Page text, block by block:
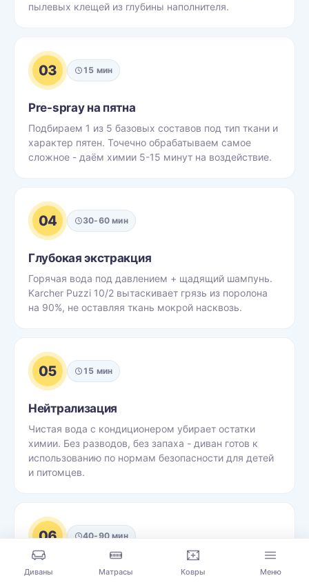
пылевых клещей из глубины наполнителя.
03 15 мин
Pre-spray на пятна
Подбираем 1 из 5 базовых составов под тип ткани и
характер пятен. Точечно обрабатываем самое
сложное - даём химии 5-15 минут на воздействие.
04 30-60 мин
Глубокая экстракция
Горячая вода под давлением + щадящий шампунь.
Karcher Puzzi 10/2 вытаскивает грязь из поролона
на 90%, не оставляя ткань мокрой насквозь.
05 15 мин
Нейтрализация
Чистая вода с кондиционером убирает остатки
химии. Без разводов, без запаха - диван готов к
использованию по нормам безопасности для детей
и питомцев.
06 40-90 мин
Сушка и приёмка
Диваны Матрасы Ковры Меню